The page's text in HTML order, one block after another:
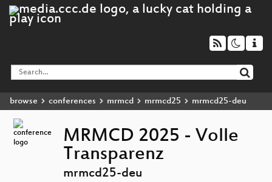
browse conferences mrmcd mrmcd25 mrmcd25-deu
MRMCD 2025 - Volle
Transparenz
mrmcd25-deu